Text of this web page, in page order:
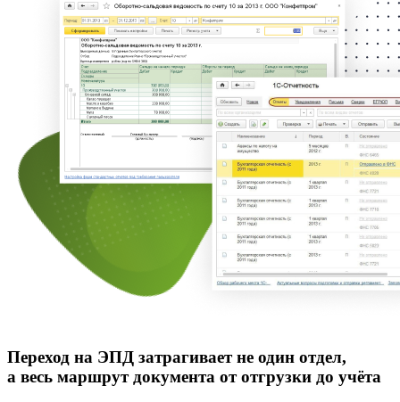
Переход на ЭПД затрагивает не один отдел,
а весь маршрут документа от отгрузки до учёта